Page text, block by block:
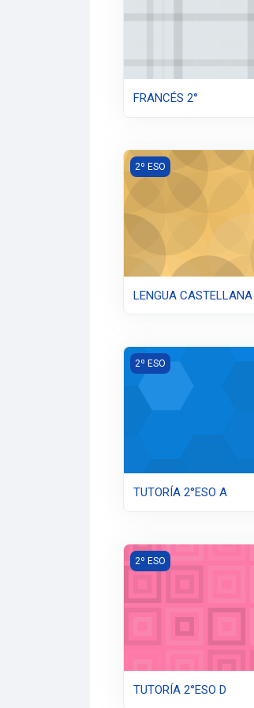
FRANCÉS 2°
LENGUA CASTELLANA
2º ESO
LENGUA
TUTORÍA 2°ESO A
2º ESO
TUTORÍA 2°ESO A
TUTORÍA 2°ESO D
2º ESO
TUTORÍA 2°ESO D